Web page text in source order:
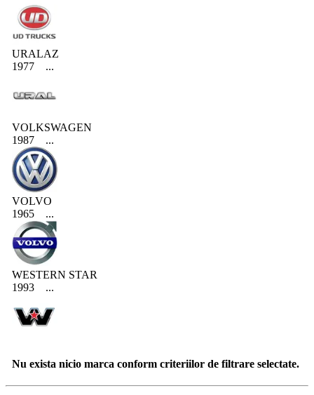
URALAZ
1977
...
VOLKSWAGEN
1987
...
VOLVO
1965
...
WESTERN STAR
1993
...
Nu exista nicio marca conform criteriilor de filtrare selectate.